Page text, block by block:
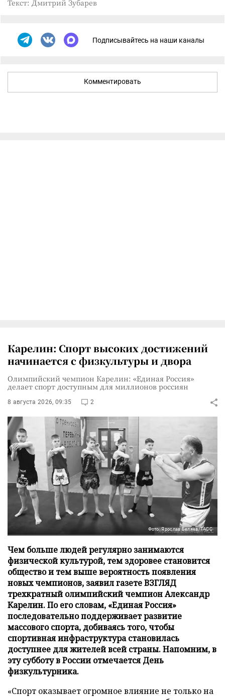
Текст: Дмитрий Зубарев
Подписывайтесь на наши каналы
Комментировать
Карелин: Спорт высоких достижений
начинается с физкультуры и двора
Олимпийский чемпион Карелин: «Единая Россия»
делает спорт доступным для миллионов россиян
8 августа 2026, 09:35 2
Фото: Ярослав Беляев/ТАСС
Чем больше людей регулярно занимаются
физической культурой, тем здоровее становится
общество и тем выше вероятность появления
новых чемпионов, заявил газете ВЗГЛЯД
трехкратный олимпийский чемпион Александр
Карелин. По его словам, «Единая Россия»
последовательно поддерживает развитие
массового спорта, добиваясь того, чтобы
спортивная инфраструктура становилась
доступнее для жителей всей страны. Напомним, в
эту субботу в России отмечается День
физкультурника.
«Спорт оказывает огромное влияние не только на